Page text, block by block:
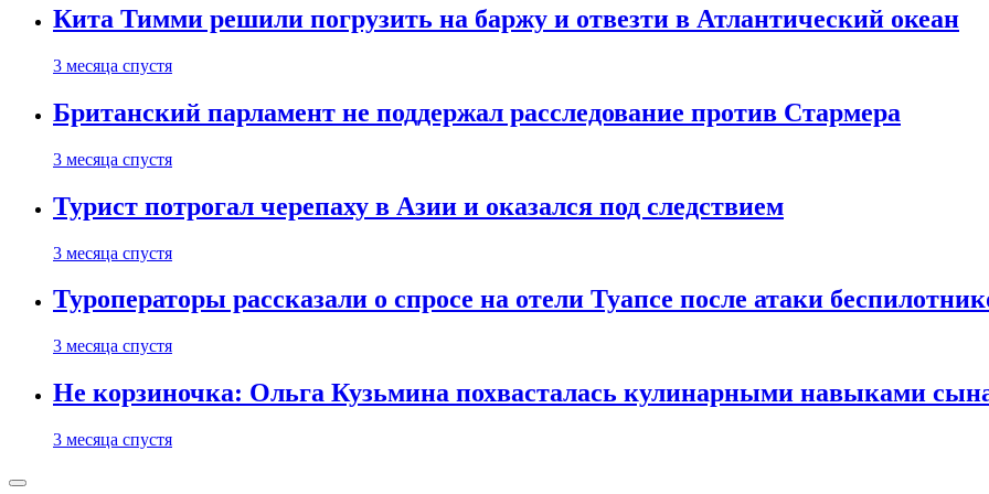
Кита Тимми решили погрузить на баржу и отвезти в Атлантический океан
3 месяца спустя
Британский парламент не поддержал расследование против Стармера
3 месяца спустя
Турист потрогал черепаху в Азии и оказался под следствием
3 месяца спустя
Туроператоры рассказали о спросе на отели Туапсе после атаки
3 месяца спустя
Не корзиночка: Ольга Кузьмина похвасталась кулинарными навыками
3 месяца спустя